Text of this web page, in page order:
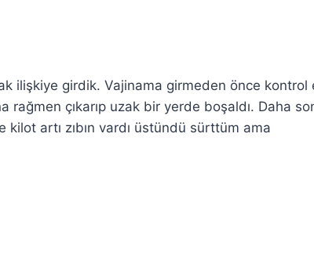
ilişkiye girdik. Vajinama girmeden önce kontrol
çıkarıp uzak bir yerde boşaldı. Daha
artı zıbın vardı üstündü sürttüm ama